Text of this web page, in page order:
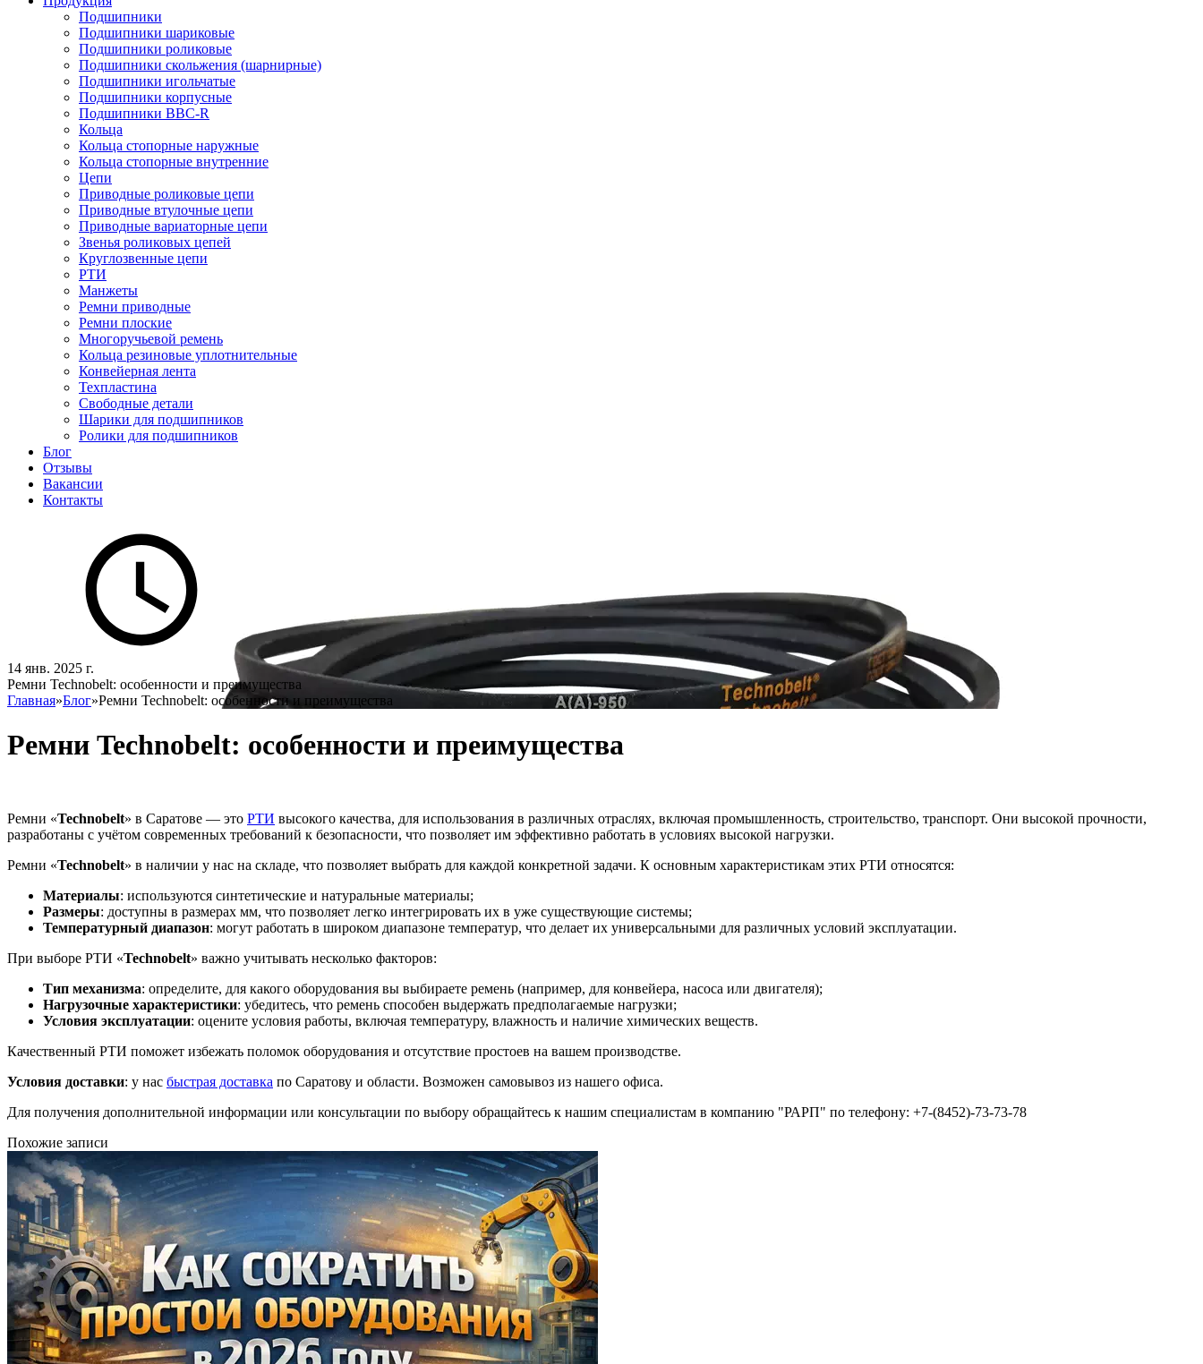
Подшипники
Подшипники шариковые
Подшипники роликовые
Подшипники скольжения (шарнирные)
Подшипники игольчатые
Подшипники корпусные
Подшипники BBC-R
Кольца
Кольца стопорные наружные
Кольца стопорные внутренние
Цепи
Приводные роликовые цепи
Приводные втулочные цепи
Приводные вариаторные цепи
Звенья роликовых цепей
Круглозвенные цепи
РТИ
Манжеты
Ремни приводные
Ремни плоские
Многоручьевой ремень
Кольца резиновые уплотнительные
Конвейерная лента
Техпластина
Свободные детали
Шарики для подшипников
Ролики для подшипников
Блог
Отзывы
Вакансии
Контакты
14 янв. 2025 г.
Ремни Technobelt: особенности и преимущества
Главная»Блог»Ремни Technobelt: особенности и преимущества
Ремни Technobelt: особенности и преимущества
Ремни «Technobelt» в Саратове — это РТИ высокого качества, для использования в различных отраслях, включая промышленность, строительство, транспорт. Они высокой прочности,
разработаны с учётом современных требований к безопасности, что позволяет им эффективно работать в условиях высокой нагрузки.
Ремни «Technobelt» в наличии у нас на складе, что позволяет выбрать для каждой конкретной задачи. К основным характеристикам этих РТИ относятся:
Материалы: используются синтетические и натуральные материалы;
Размеры: доступны в размерах мм, что позволяет легко интегрировать их в уже существующие системы;
Температурный диапазон: могут работать в широком диапазоне температур, что делает их универсальными для различных условий эксплуатации.
При выборе РТИ «Technobelt» важно учитывать несколько факторов:
Тип механизма: определите, для какого оборудования вы выбираете ремень (например, для конвейера, насоса или двигателя);
Нагрузочные характеристики: убедитесь, что ремень способен выдержать предполагаемые нагрузки;
Условия эксплуатации: оцените условия работы, включая температуру, влажность и наличие химических веществ.
Качественный РТИ поможет избежать поломок оборудования и отсутствие простоев на вашем производстве.
Условия доставки: у нас быстрая доставка по Саратову и области. Возможен самовывоз из нашего офиса.
Для получения дополнительной информации или консультации по выбору обращайтесь к нашим специалистам в компанию "РАРП" по телефону: +7-(8452)-73-73-78
Похожие записи